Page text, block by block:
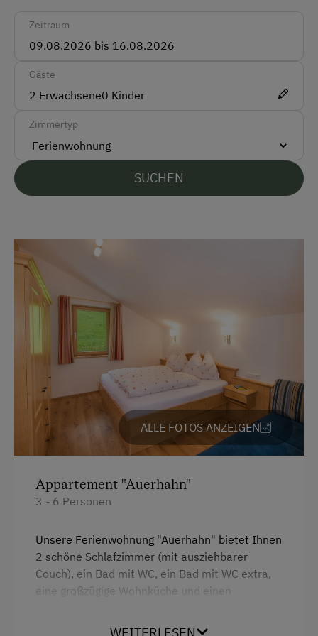
Skiraum
Skischuhtrockner
Bus
Akzeptierte Zahlungsmittel
EC-Karte / Bankomatkarte (Maestro)
Überweisung / SEPA
Vor Ort gesprochene Sprachen
Deutsch
Englisch
E-Auto Ladestation
Radunterstellmöglichkeit
Überdachter Parkplatz
Zeitraum
Gäste
2 Erwachsene0 Kinder
Zimmertyp
SUCHEN
ALLE FOTOS ANZEIGEN
Appartement "Auerhahn"
3 - 6 Personen
Unsere Ferienwohnung "Auerhahn" bietet Ihnen
2 schöne Schlafzimmer (mit ausziehbarer
Couch), ein Bad mit WC, ein Bad mit WC extra,
eine großzügige Wohnküche und einen
WEITERLESEN